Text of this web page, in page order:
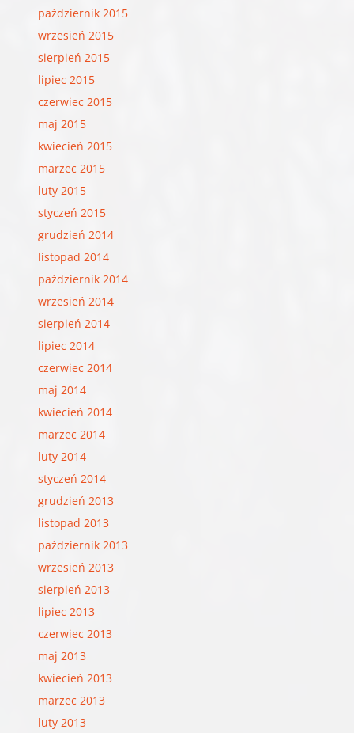
październik 2015
wrzesień 2015
sierpień 2015
lipiec 2015
czerwiec 2015
maj 2015
kwiecień 2015
marzec 2015
luty 2015
styczeń 2015
grudzień 2014
listopad 2014
październik 2014
wrzesień 2014
sierpień 2014
lipiec 2014
czerwiec 2014
maj 2014
kwiecień 2014
marzec 2014
luty 2014
styczeń 2014
grudzień 2013
listopad 2013
październik 2013
wrzesień 2013
sierpień 2013
lipiec 2013
czerwiec 2013
maj 2013
kwiecień 2013
marzec 2013
luty 2013